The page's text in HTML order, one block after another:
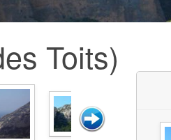
Toits)